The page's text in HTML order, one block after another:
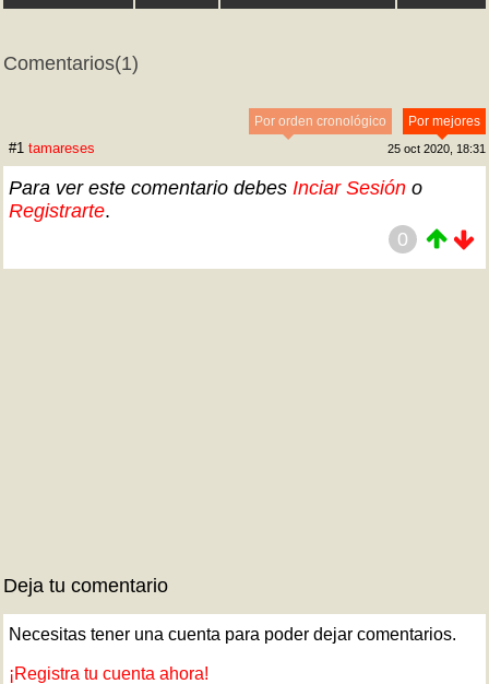
Comentarios(1)
Por mejores
Por orden cronológico
#1 tamareses 25 oct 2020, 18:31
Para ver este comentario debes Inciar Sesión o
Registrarte.
0
Deja tu comentario
Necesitas tener una cuenta para poder dejar comentarios.
¡Registra tu cuenta ahora!